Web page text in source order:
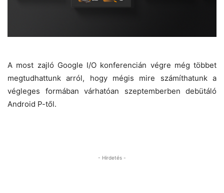
A most zajló Google I/O konferencián végre még többet
megtudhattunk arról, hogy mégis mire számíthatunk a
végleges formában várhatóan szeptemberben debütáló
Android P-től.
- Hirdetés -